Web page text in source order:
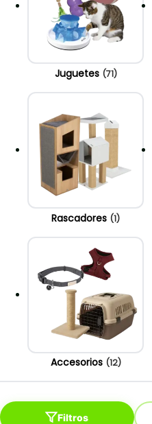
Juguetes (71)
Rascadores (1)
Accesorios (12)
Filtros